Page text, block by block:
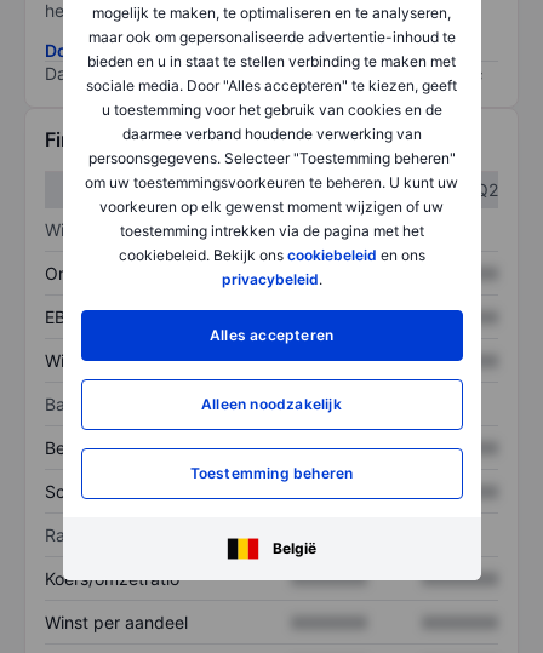
mogelijk te maken, te optimaliseren en te analyseren,
maar ook om gepersonaliseerde advertentie-inhoud te
bieden en u in staat te stellen verbinding te maken met
sociale media. Door "Alles accepteren" te kiezen, geeft
u toestemming voor het gebruik van cookies en de
daarmee verband houdende verwerking van
persoonsgegevens. Selecteer "Toestemming beheren"
om uw toestemmingsvoorkeuren te beheren. U kunt uw
voorkeuren op elk gewenst moment wijzigen of uw
toestemming intrekken via de pagina met het
cookiebeleid. Bekijk ons cookiebeleid en ons
privacybeleid.
Alles accepteren
Alleen noodzakelijk
Toestemming beheren
België
het grootste risico).
Download de ESG-risicomethodologie
Data provided by
/
Financiële gegevens
Q1
Q2
Winst/verlies
Omzet XXXXXXX
EBITDA XXXXXXX XXXXXXX
Winst XXXXXXX XXXXXXX
Balans
Bezittingen XXXXXXX XXXXXXX
Schulden XXXXXXX
Ratio's
Koers/omzetratio XXXXXXX XXXXXXX
Winst per aandeel